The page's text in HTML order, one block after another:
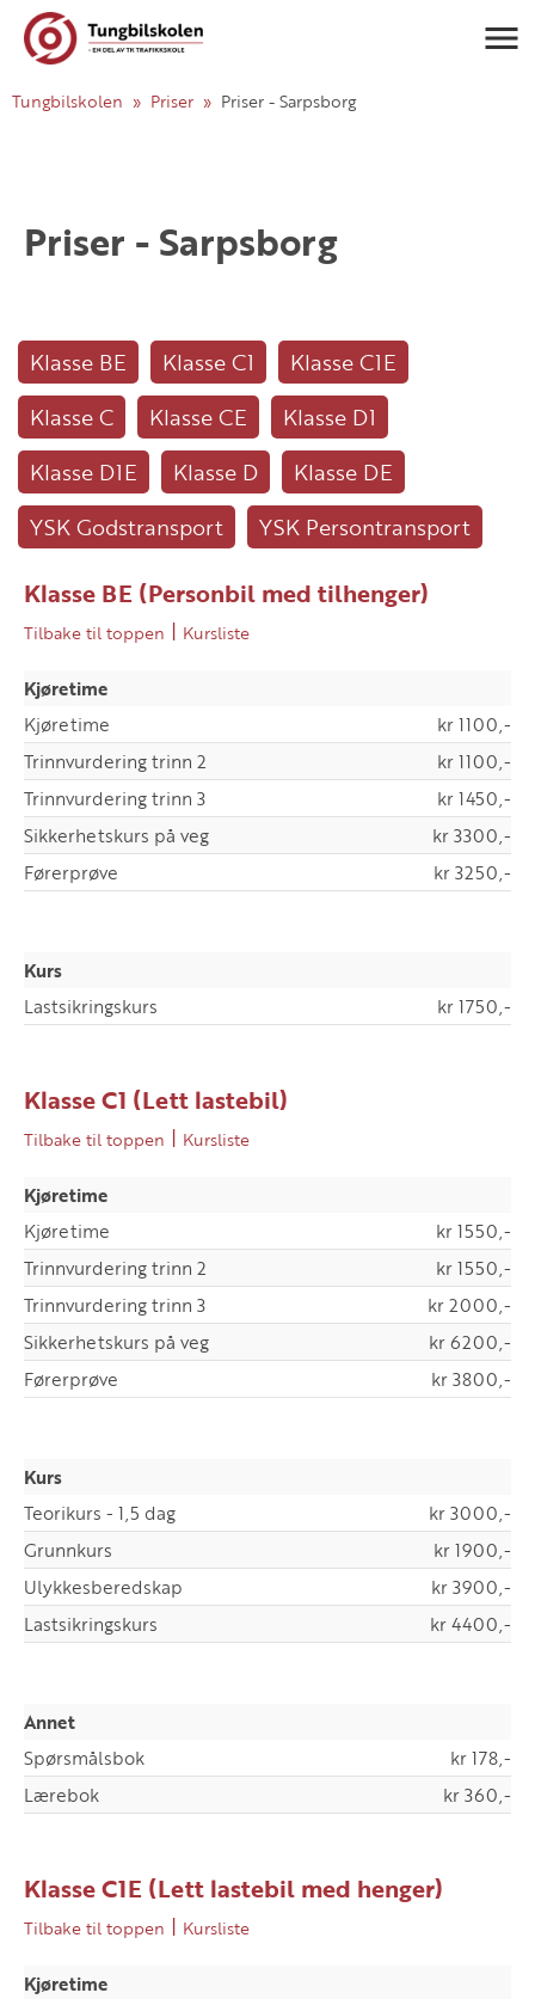
Tungbilskolen Priser Priser - Sarpsborg
Priser - Sarpsborg
Klasse BE Klasse C1
Klasse C1E
Klasse C
Klasse CE
Klasse D1
Klasse D1E
Klasse D
Klasse DE
YSK Godstransport
YSK Persontransport
Klasse BE (Personbil med tilhenger)
Tilbake til toppen | Kursliste
Kjøretime
Kjøretime
kr 1100,-
Trinnvurdering trinn 2
kr 1100,-
Trinnvurdering trinn 3
kr 1450,-
Sikkerhetskurs på veg
kr 3300,-
Førerprøve
kr 3250,-
Kurs
Lastsikringskurs
kr 1750,-
Klasse C1 (Lett lastebil)
Tilbake til toppen | Kursliste
Kjøretime
Kjøretime
kr 1550,-
Trinnvurdering trinn 2
kr 1550,-
Trinnvurdering trinn 3
kr 2000,-
Sikkerhetskurs på veg
kr 6200,-
Førerprøve
kr 3800,-
Kurs
Teorikurs - 1,5 dag
kr 3000,-
Grunnkurs
kr 1900,-
Ulykkesberedskap
kr 3900,-
Lastsikringskurs
kr 4400,-
Annet
Spørsmålsbok
kr 178,-
Lærebok
kr 360,-
Klasse C1E (Lett lastebil med henger)
Tilbake til toppen | Kursliste
Kjøretime